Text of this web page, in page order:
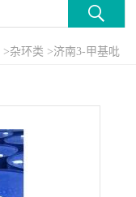
>杂环类 >济南3-甲基吡